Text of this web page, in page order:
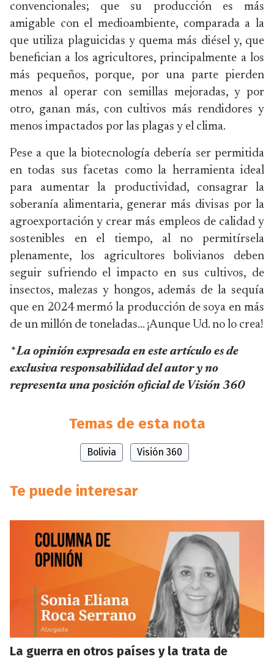
convencionales; que su producción es más
amigable con el medioambiente, comparada a la
que utiliza plaguicidas y quema más diésel y, que
benefician a los agricultores, principalmente a los
más pequeños, porque, por una parte pierden
menos al operar con semillas mejoradas, y por
otro, ganan más, con cultivos más rendidores y
menos impactados por las plagas y el clima.
Pese a que la biotecnología debería ser permitida
en todas sus facetas como la herramienta ideal
para aumentar la productividad, consagrar la
soberanía alimentaria, generar más divisas por la
agroexportación y crear más empleos de calidad y
sostenibles en el tiempo, al no permitírsela
plenamente, los agricultores bolivianos deben
seguir sufriendo el impacto en sus cultivos, de
insectos, malezas y hongos, además de la sequía
que en 2024 mermó la producción de soya en más
de un millón de toneladas… ¡Aunque Ud. no lo crea!
* La opinión expresada en este artículo es de
exclusiva responsabilidad del autor y no
representa una posición oficial de Visión 360
Temas de esta nota
Bolivia Visión 360
Te puede interesar
La guerra en otros países y la trata de